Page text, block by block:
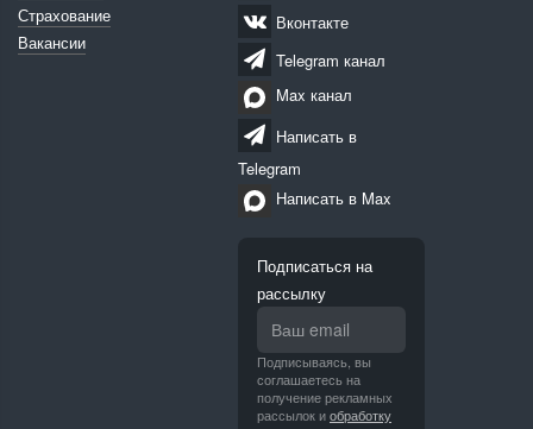
Страхование
Вакансии
Вконтакте
Telegram канал
Max канал
Написать в
Telegram
Написать в Max
Подписаться на
рассылку
Подписываясь, вы
соглашаетесь на
получение рекламных
рассылок иобработку